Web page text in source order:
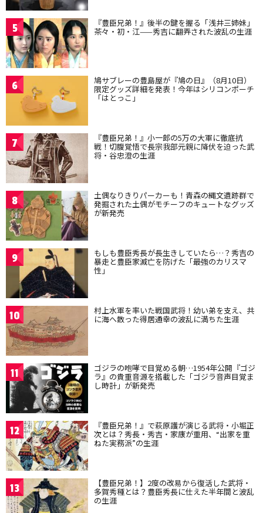
5 『豊臣兄弟！』後半の鍵を握る「浅井三姉妹」
茶々・初・江——秀吉に翻弄された波乱の生涯
6 鳩サブレーの豊島屋が『鳩の日』（8月10日）
限定グッズ詳細を発表！今年はシリコンポーチ
「はとっこ」
7 『豊臣兄弟！』小一郎の5万の大軍に徹底抗
戦！切腹覚悟で長宗我部元親に降伏を迫った武
将・谷忠澄の生涯
8 土偶なりきりパーカーも！青森の縄文遺跡群で
発掘された土偶がモチーフのキュートなグッズ
が新発売
9 もしも豊臣秀長が長生きしていたら…？秀吉の
暴走と豊臣家滅亡を防げた「最強のカリスマ
性」
10 村上水軍を率いた戦国武将！幼い弟を支え、共
に海へ散った得居通幸の波乱に満ちた生涯
11 ゴジラの咆哮で目覚める朝…1954年公開『ゴジ
ラ』の貴重音源を搭載した「ゴジラ音声目覚ま
し時計」が新発売
12 『豊臣兄弟！』で萩原護が演じる武将・小堀正
次とは？秀長・秀吉・家康が重用、“出家を重
ねた実務派”の生涯
13 【豊臣兄弟！】2度の改易から復活した武将・
多賀秀種とは？豊臣秀長に仕えた半年間と波乱
の生涯